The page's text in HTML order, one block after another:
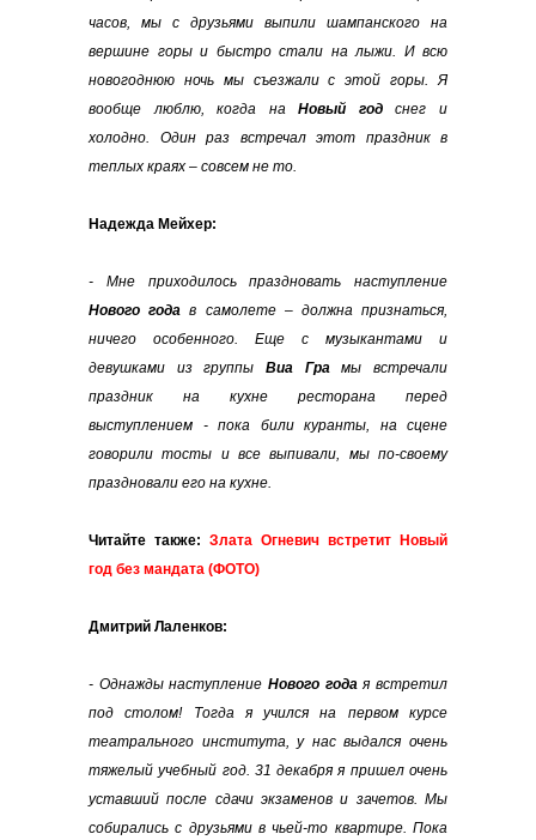
часов, мы с друзьями выпили шампанского на
вершине горы и быстро стали на лыжи. И всю
новогоднюю ночь мы съезжали с этой горы. Я
вообще люблю, когда наНовый годснег и
холодно. Один раз встречал этот праздник в
теплых краях – совсем не то.
Надежда Мейхер:
- Мне приходилось праздновать наступление
Нового годав самолете – должна признаться,
ничего особенного. Еще с музыкантами и
девушками из группы Виа Грамы встречали
праздник на кухне ресторана перед
выступлением - пока били куранты, на сцене
говорили тосты и все выпивали, мы по-своему
праздновали его на кухне.
Читайте также: Злата Огневич встретит Новый
год без мандата (ФОТО)
Дмитрий Лаленков:
- Однажды наступление Нового годая встретил
под столом! Тогда я учился на первом курсе
театрального института, у нас выдался очень
тяжелый учебный год. 31 декабря я пришел очень
уставший после сдачи экзаменов и зачетов. Мы
собирались с друзьями в чьей-то квартире. Пока